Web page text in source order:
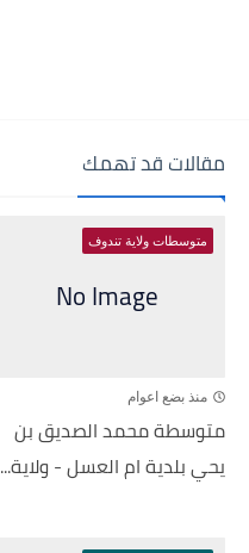
مقالات قد تهمك
متوسطات ولاية تندوف
منذ بضع اعوام
متوسطة محمد الصديق بن
يحي بلدية ام العسل - ولاية...